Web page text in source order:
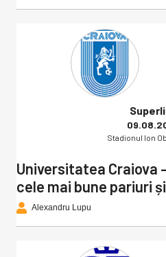
Stadionul Ion
Universitatea Craiova
cele mai bune pariuri
Alexandru Lupu